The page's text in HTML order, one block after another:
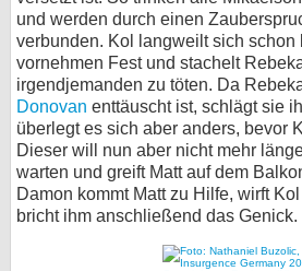
und werden durch einen
verbunden. Kol langweilt sich schon
vornehmen Fest und stachelt
irgendjemanden zu töten. Da
Donovan enttäuscht ist, schlägt sie
überlegt es sich aber anders, bevor
Dieser will nun aber nicht mehr
warten und greift Matt auf dem
Damon kommt Matt zu Hilfe, wirft
bricht ihm anschließend das Genick.